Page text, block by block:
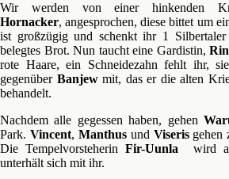
Wir werden von einer hinkenden
Hornacker, angesprochen, diese bittet um
ist großzügig und schenkt ihr 1
belegtes Brot. Nun taucht eine Gardistin,
rote Haare, ein Schneidezahn fehlt ihr,
gegenüber Banjewmit, das er die alten
behandelt.
Nachdem alle gegessen haben, gehen
Park. Vincent, Manthusund Viserisgehen
Die TempelvorsteherinFir-Uunla wird
unterhält sich mit ihr.